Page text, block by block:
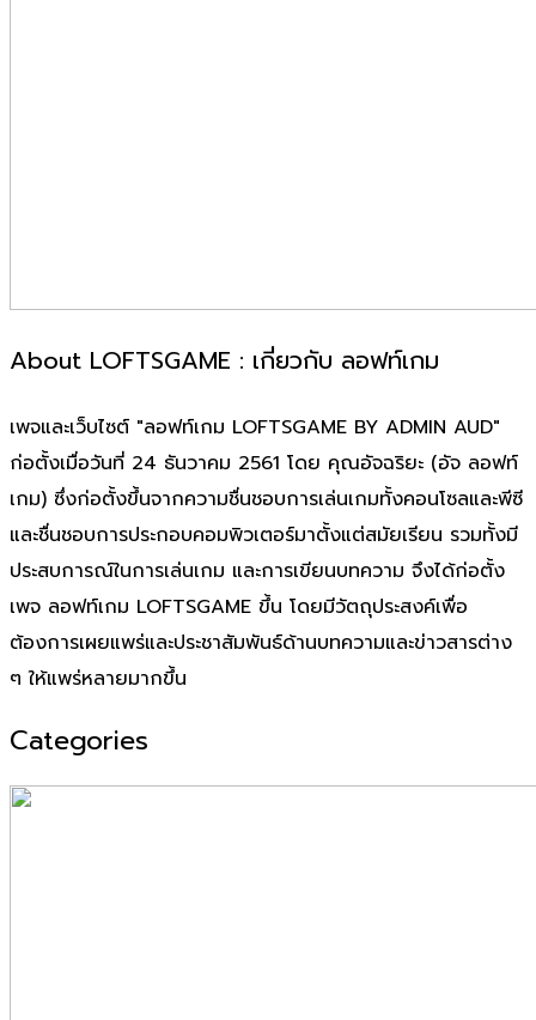
About LOFTSGAME : เกี่ยวกับ ลอฟท์เกม
เพจและเว็บไซต์ "ลอฟท์เกม LOFTSGAME BY ADMIN AUD"
ก่อตั้งเมื่อวันที่ 24 ธันวาคม 2561 โดย คุณอัจฉริยะ (อัจ ลอฟท์
เกม) ซึ่งก่อตั้งขึ้นจากความชื่นชอบการเล่นเกมทั้งคอนโซลและพีซี
และชื่นชอบการประกอบคอมพิวเตอร์มาตั้งแต่สมัยเรียน รวมทั้งมี
ประสบการณ์ในการเล่นเกม และการเขียนบทความ จึงได้ก่อตั้ง
เพจ ลอฟท์เกม LOFTSGAME ขึ้น โดยมีวัตถุประสงค์เพื่อ
ต้องการเผยแพร่และประชาสัมพันธ์ด้านบทความและข่าวสารต่าง
ๆ ให้แพร่หลายมากขึ้น
Categories